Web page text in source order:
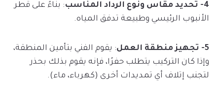
4- تحديد مقاس ونوع الرداد المناسب
: بناءً على قطر
الأنبوب الرئيسي وطبيعة تدفق المياه.
5- تجهيز منطقة العمل
: يقوم الفني بتأمين المنطقة،
وإذا كان التركيب يتطلب حفرًا، فإنه يقوم بذلك بحذر
لتجنب إتلاف أي تمديدات أخرى (كهرباء، ماء).